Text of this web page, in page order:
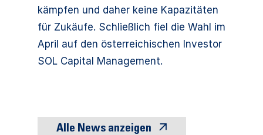
kämpfen und daher keine Kapazitäten
für Zukäufe. Schließlich fiel die Wahl im
April auf den österreichischen Investor
SOL Capital Management.
Alle News anzeigen